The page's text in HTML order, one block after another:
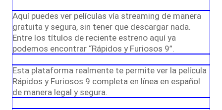
Aquí puedes ver películas vía streaming de manera
gratuita y segura, sin tener que descargar nada.
Entre los títulos de reciente estreno aquí ya
podemos encontrar “Rápidos y Furiosos 9”.
Esta plataforma realmente te permite ver la película
Rápidos y Furiosos 9 completa en línea en español
de manera legal y segura.